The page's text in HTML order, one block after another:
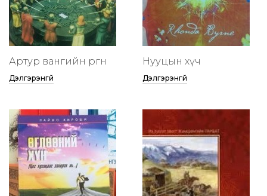
Артур вангийн өргөөнөө
Дэлгэрэнгүй
Нууцын хүч
Дэлгэрэнгүй